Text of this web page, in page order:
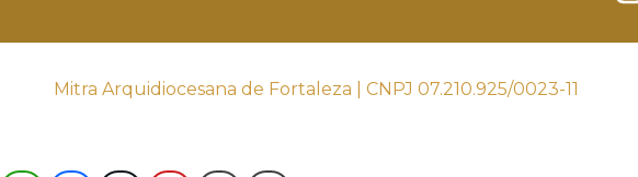
Mitra Arquidiocesana de Fortaleza | CNPJ 07.210.925/0023-11